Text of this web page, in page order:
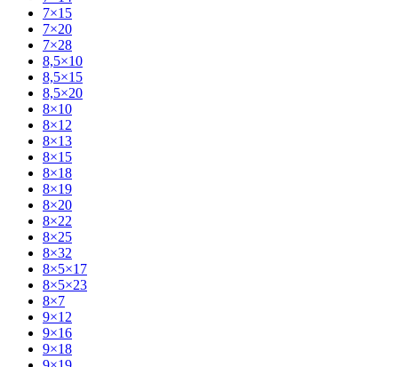
7×15
7×20
7×28
8,5×10
8,5×15
8,5×20
8×10
8×12
8×13
8×15
8×18
8×19
8×20
8×22
8×25
8×32
8×5×17
8×5×23
8×7
9×12
9×16
9×18